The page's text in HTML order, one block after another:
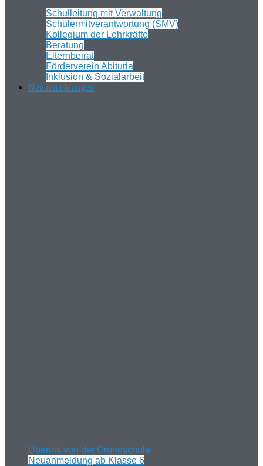
Schulleitung mit Verwaltung
Schülermitverantwortung (SMV)
Kollegium der Lehrkräfte
Beratung
Elternbeirat
Förderverein Abituria
Inklusion & Sozialarbeit
Neuanmeldungen
Übertritt von der Grundschule
Neuanmeldung ab Klasse 6